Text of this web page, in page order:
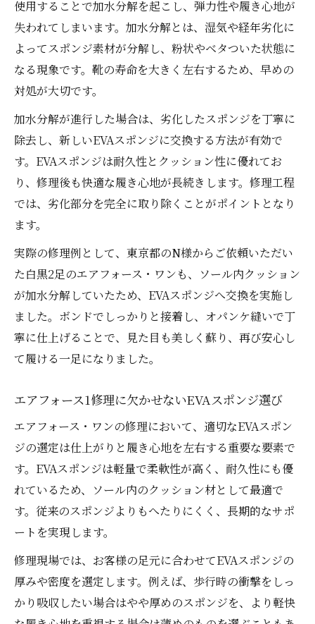
使用することで加水分解を起こし、弾力性や履き心地が
失われてしまいます。加水分解とは、湿気や経年劣化に
よってスポンジ素材が分解し、粉状やベタついた状態に
なる現象です。靴の寿命を大きく左右するため、早めの
対処が大切です。
加水分解が進行した場合は、劣化したスポンジを丁寧に
除去し、新しいEVAスポンジに交換する方法が有効で
す。EVAスポンジは耐久性とクッション性に優れてお
り、修理後も快適な履き心地が長続きします。修理工程
では、劣化部分を完全に取り除くことがポイントとなり
ます。
実際の修理例として、東京都のN様からご依頼いただい
た白黒2足のエアフォース・ワンも、ソール内クッション
が加水分解していたため、EVAスポンジへ交換を実施し
ました。ボンドでしっかりと接着し、オパンケ縫いで丁
寧に仕上げることで、見た目も美しく蘇り、再び安心し
て履ける一足になりました。
エアフォース1修理に欠かせないEVAスポンジ選び
エアフォース・ワンの修理において、適切なEVAスポン
ジの選定は仕上がりと履き心地を左右する重要な要素で
す。EVAスポンジは軽量で柔軟性が高く、耐久性にも優
れているため、ソール内のクッション材として最適で
す。従来のスポンジよりもへたりにくく、長期的なサポ
ートを実現します。
修理現場では、お客様の足元に合わせてEVAスポンジの
厚みや密度を選定します。例えば、歩行時の衝撃をしっ
かり吸収したい場合はやや厚めのスポンジを、より軽快